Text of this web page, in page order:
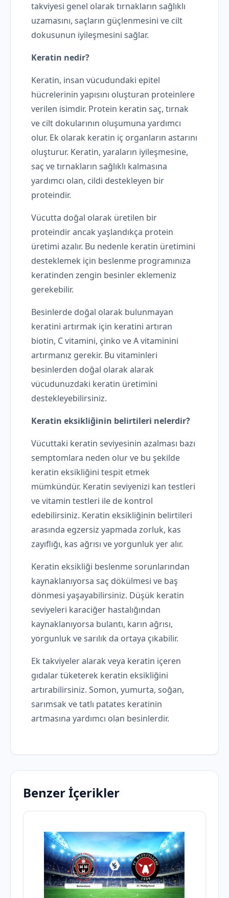
takviyesi genel olarak tırnakların sağlıklı
uzamasını, saçların güçlenmesini ve cilt
dokusunun iyileşmesini sağlar.
Keratin nedir?
Keratin, insan vücudundaki epitel
hücrelerinin yapısını oluşturan proteinlere
verilen isimdir. Protein keratin saç, tırnak
ve cilt dokularının oluşumuna yardımcı
olur. Ek olarak keratin iç organların astarını
oluşturur. Keratin, yaraların iyileşmesine,
saç ve tırnakların sağlıklı kalmasına
yardımcı olan, cildi destekleyen bir
proteindir.
Vücutta doğal olarak üretilen bir
proteindir ancak yaşlandıkça protein
üretimi azalır. Bu nedenle keratin üretimini
desteklemek için beslenme programınıza
keratinden zengin besinler eklemeniz
gerekebilir.
Besinlerde doğal olarak bulunmayan
keratini artırmak için keratini artıran
biotin, C vitamini, çinko ve A vitaminini
artırmanız gerekir. Bu vitaminleri
besinlerden doğal olarak alarak
vücudunuzdaki keratin üretimini
destekleyebilirsiniz.
Keratin eksikliğinin belirtileri nelerdir?
Vücuttaki keratin seviyesinin azalması bazı
semptomlara neden olur ve bu şekilde
keratin eksikliğini tespit etmek
mümkündür. Keratin seviyenizi kan testleri
ve vitamin testleri ile de kontrol
edebilirsiniz. Keratin eksikliğinin belirtileri
arasında egzersiz yapmada zorluk, kas
zayıflığı, kas ağrısı ve yorgunluk yer alır.
Keratin eksikliği beslenme sorunlarından
kaynaklanıyorsa saç dökülmesi ve baş
dönmesi yaşayabilirsiniz. Düşük keratin
seviyeleri karaciğer hastalığından
kaynaklanıyorsa bulantı, karın ağrısı,
yorgunluk ve sarılık da ortaya çıkabilir.
Ek takviyeler alarak veya keratin içeren
gıdalar tüketerek keratin eksikliğini
artırabilirsiniz. Somon, yumurta, soğan,
sarımsak ve tatlı patates keratinin
artmasına yardımcı olan besinlerdir.
Benzer İçerikler